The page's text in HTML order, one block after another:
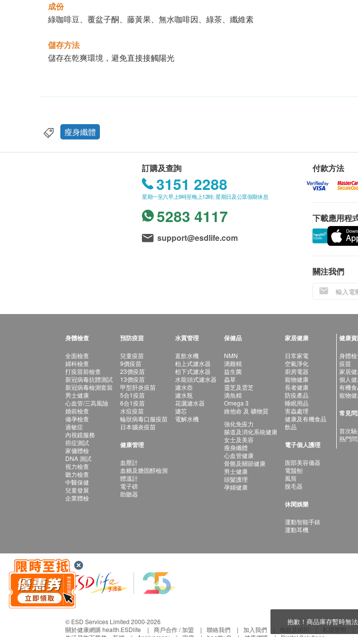
成份
綠咖啡豆、覆盆子酮、藤黃果、無水咖啡因、綠茶、纖維素
儲存方法
儲存在乾爽環境，避免直接接觸陽光
瘦身纖體
訂購及查詢
3151 2288
星期一至六早上9時至晚上12時; 星期日及公眾假期休息
5283 4117
support@esdlife.com
付款方法
下載應用程
關注我們
身體檢查
全面檢查
婦科檢查
打疫苗前檢查
新冠病毒抗體測試
新冠病毒檢測套裝
男士健康
心血管/三高風險
婚前檢查
備孕檢查
過敏症
內視鏡服務
癌症測試
家傭體檢
DNA 測試
視力檢查
聽力檢查
中醫保健
兒童發展
企業體檢
預防疫苗
兒童疫苗
9價疫苗
23價疫苗
13價疫苗
甲型肝炎疫苗
5合1疫苗
6合1疫苗
水痘疫苗
輪狀病毒口服疫苗
日本腦炎疫苗
健康管理
血壓計
血糖及膽固醇檢測
體溫計
電子磅
助聽器
水質管理
直飲水機
枱上式濾水器
枱下式濾水器
水龍頭式濾水器
濾水壺
濾水瓶
花灑濾水器
濾芯
電解水機
保健品
NMN
滴雞精
益生菌
蟲草
靈芝及雲芝
滴魚精
Omega 3
維他命 及 礦物質
強化免疫力
腸道及消化系統健康
女士及美容
瘦身纖體
心血管健康
骨骼及關節健康
男士健康
頭髮護理
孕婦健康
家居健康
日常家電
空氣淨化
廚房電器
寵物健康
長者健康
防疫產品
睡眠用品
害蟲處理
健康及有機食品
飲品
電子個人護理
面部美容儀器
電鬚刨
風筒
脫毛器
休閑娛樂
運動智能手錶
運動耳機
健康
身體檢
疫苗
家居
個人
有機食
寵物
常見
首次
熱門問
© ESD Services Limited 2000-2026
關於健康網購 health.ESDlife
商戶合作 / 加盟 聯絡我們 加入我們 條款及細則 私隱聲明
抱歉！商品庫存暫時無法